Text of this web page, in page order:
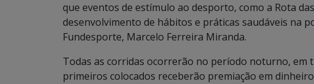
que eventos de estímulo ao desporto, como a Rota
desenvolvimento de hábitos e práticas saudáveis na
Fundesporte, Marcelo Ferreira Miranda.
Todas as corridas ocorrerão no período noturno, em
primeiros colocados receberão premiação em